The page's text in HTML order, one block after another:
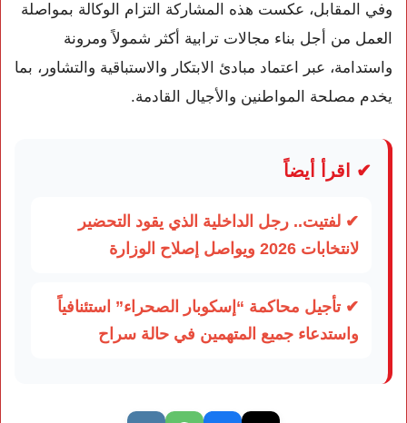
وفي المقابل، عكست هذه المشاركة التزام الوكالة بمواصلة
العمل من أجل بناء مجالات ترابية أكثر شمولاً ومرونة
واستدامة، عبر اعتماد مبادئ الابتكار والاستباقية والتشاور، بما
يخدم مصلحة المواطنين والأجيال القادمة.
✔ اقرأ أيضاً
✔ لفتيت.. رجل الداخلية الذي يقود التحضير
لانتخابات 2026 ويواصل إصلاح الوزارة
✔ تأجيل محاكمة “إسكوبار الصحراء” استئنافياً
واستدعاء جميع المتهمين في حالة سراح